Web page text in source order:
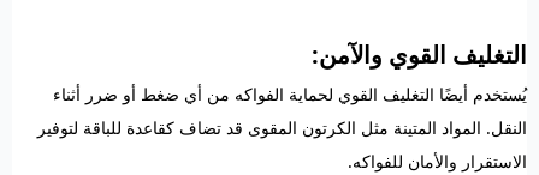
التغليف القوي والآمن:
يُستخدم أيضًا التغليف القوي لحماية الفواكه من أي ضغط أو ضرر أثناء
النقل. المواد المتينة مثل الكرتون المقوى قد تضاف كقاعدة للباقة لتوفير
الاستقرار والأمان للفواكه.